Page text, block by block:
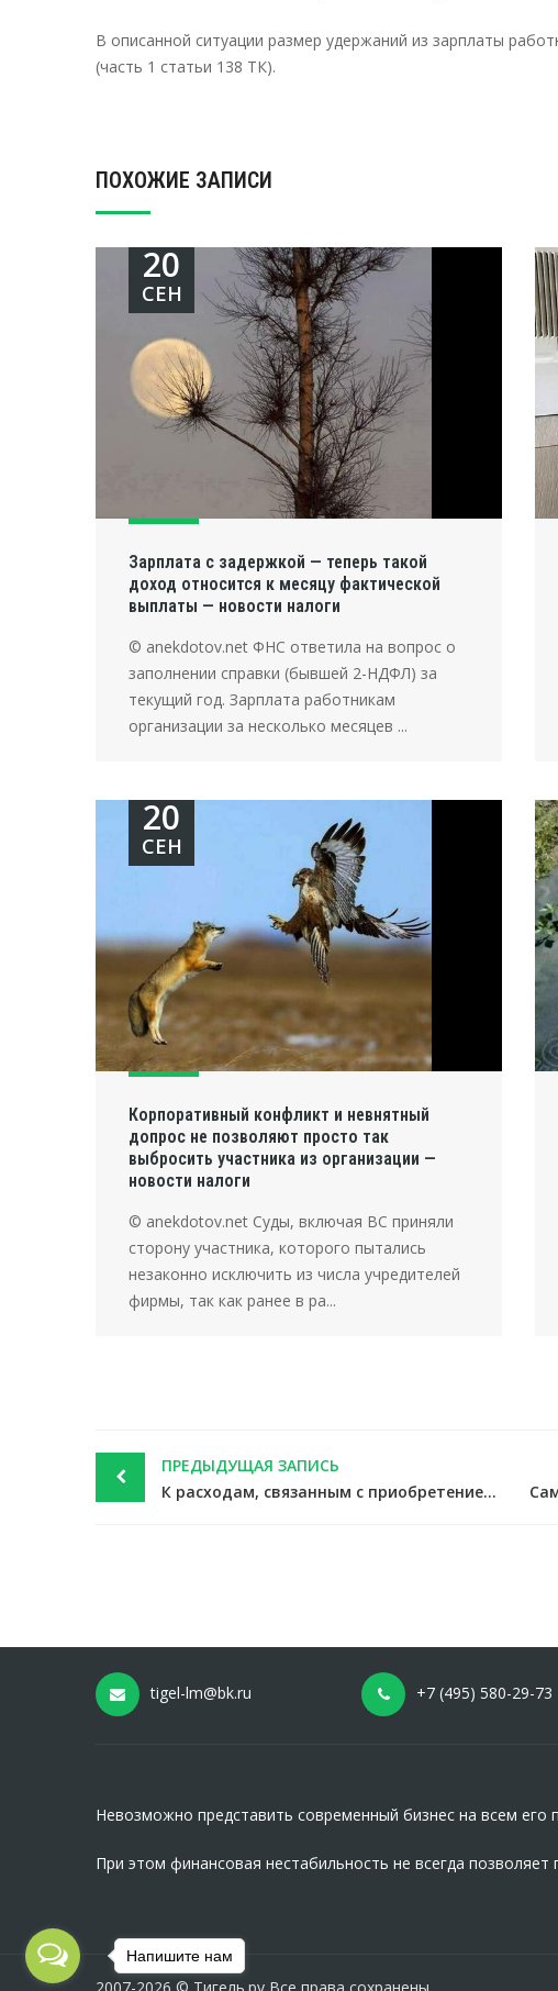
В описанной ситуации размер удержаний из зарплаты
(часть 1 статьи 138 ТК).
ПОХОЖИЕ ЗАПИСИ
Зарплата с задержкой — теперь такой
доход относится к месяцу фактической
выплаты — новости налоги
20
СЕН
© anekdotov.net ФНС ответила на вопрос о
заполнении справки (бывшей 2-НДФЛ) за
текущий год. Зарплата работникам
организации за несколько месяцев ...
Корпоративный конфликт и невнятный
допрос не позволяют просто так
выбросить участника из организации —
новости налоги
20
СЕН
© anekdotov.net Суды, включая ВС приняли
сторону участника, которого пытались
незаконно исключить из числа учредителей
фирмы, так как ранее в ра...
Post
navigation
ПРЕДЫДУЩАЯ ЗАПИСЬ
К расходам, связанным с приобретением жилья, не относятся риэлторские услуги — новости налоги
tigel-lm@bk.ru +7 (495) 580-29-73
Невозможно представить современный бизнес на всем его
При этом финансовая нестабильность не всегда
Напишите нам